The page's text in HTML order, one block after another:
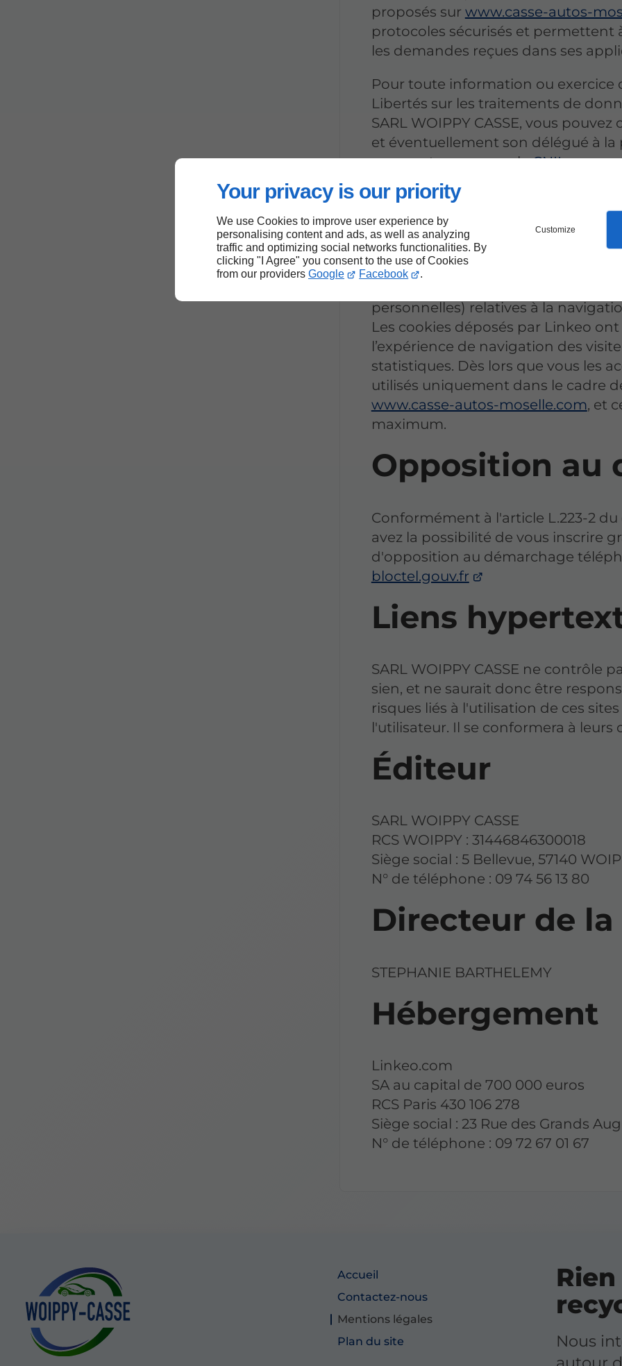
Your privacy is our priority
We use Cookies to improve user experience by
personalising content and ads, as well as analyzing
traffic and optimizing social networks functionalities. By
clicking "I Agree" you consent to the use of Cookies
from our providers Google Facebook .
Customize
proposés sur www.casse-autos-
protocoles sécurisés et permettent
les demandes reçues dans ses
Pour toute information ou
Libertés sur les traitements de
SARL WOIPPY CASSE, vous pouvez
et éventuellement son délégué à
ou vous tourner vers laCNIL
.
Ajuster mes préférences en matière
Utilisation de
Les cookies permettent
personnelles) relatives à la
Les cookies déposés par Linkeo
l’expérience de navigation des
statistiques. Dès lors que vous les
utilisés uniquement dans le cadre
www.casse-autos-moselle.com, et
maximum.
Opposition au
Conformément à l'article L.223-2
avez la possibilité de vous inscrire
d'opposition au démarchage
bloctel.gouv.fr
Liens
SARL WOIPPY CASSE ne contrôle
sien, et ne saurait donc être
risques liés à l'utilisation de ces
l'utilisateur. Il se conformera à
Éditeur
SARL WOIPPY CASSE
RCS WOIPPY : 31446846300018
Siège social : 5 Bellevue, 57140
N° de téléphone : 09 74 56 13 80
Directeur de
STEPHANIE BARTHELEMY
Hébergement
Linkeo.com
SA au capital de 700 000 euros
RCS Paris 430 106 278
Siège social : 23 Rue des Grands
N° de téléphone : 09 72 67 01 67
Accueil
Contactez-nous
Mentions légales
Plan du site
Nous